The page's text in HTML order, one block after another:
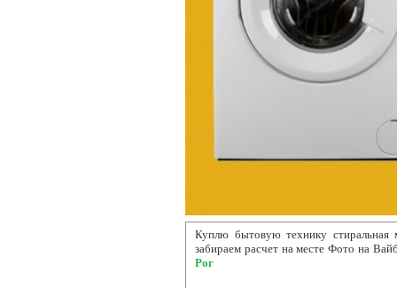
Куплю бытовую технику стиральная
забираем расчет на месте Фото на
Рог